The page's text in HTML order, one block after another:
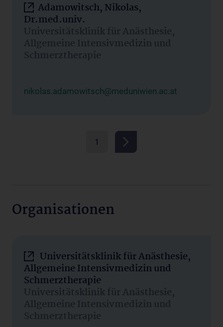
Adamowitsch, Nikolas,
Dr.med.univ.
Universitätsklinik für Anästhesie,
Allgemeine Intensivmedizin und
Schmerztherapie
nikolas.adamowitsch@meduniwien.ac.at
1
Organisationen
Universitätsklinik für Anästhesie,
Allgemeine Intensivmedizin und
Schmerztherapie
Universitätsklinik für Anästhesie,
Allgemeine Intensivmedizin und
Schmerztherapie